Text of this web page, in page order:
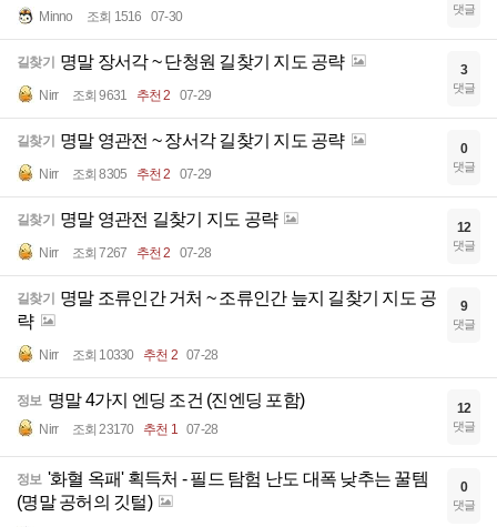
Minno 조회 1516 07-30 댓글
길찾기 명말 장서각 ~ 단청원 길찾기 지도 공략
Nirr 조회 9631 추천 2 07-29
3
댓글
길찾기 명말 영관전 ~ 장서각 길찾기 지도 공략
Nirr 조회 8305 추천 2 07-29
0
댓글
길찾기 명말 영관전 길찾기 지도 공략
Nirr 조회 7267 추천 2 07-28
12
댓글
길찾기
명말 조류인간 거처 ~ 조류인간 늪지 길찾기 지도 공
략
Nirr 조회 10330 추천 2 07-28
9
댓글
정보 명말 4가지 엔딩 조건 (진엔딩 포함)
Nirr 조회 23170 추천 1 07-28
12
댓글
정보 '화혈 옥패' 획득처 - 필드 탐험 난도 대폭 낮추는 꿀템
(명말 공허의 깃털)
0
댓글